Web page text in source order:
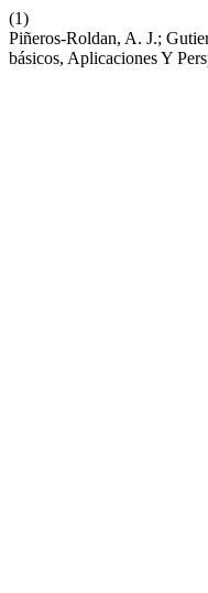
(1)
Piñeros-Roldan, A. J.;
básicos, Aplicaciones Y